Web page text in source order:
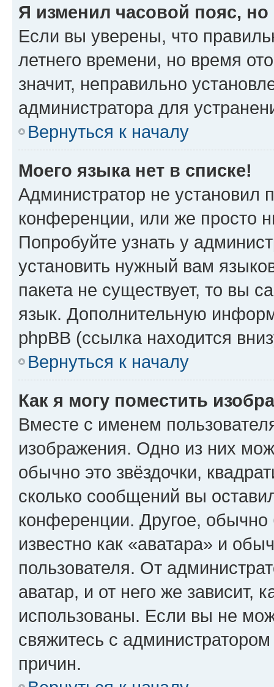
Я изменил часовой пояс,
Если вы уверены, что
летнего времени, но время
значит, неправильно
администратора для
Вернуться к началу
Моего языка нет в списке!
Администратор не установил
конференции, или же просто
Попробуйте узнать у
установить нужный вам
пакета не существует, то вы
язык. Дополнительную
phpBB (ссылка находится
Вернуться к началу
Как я могу поместить
Вместе с именем
изображения. Одно из них
обычно это звёздочки,
сколько сообщений вы
конференции. Другое,
известно как «аватара» и
пользователя. От
аватар, и от него же зависит,
использованы. Если вы не
свяжитесь с
причин.